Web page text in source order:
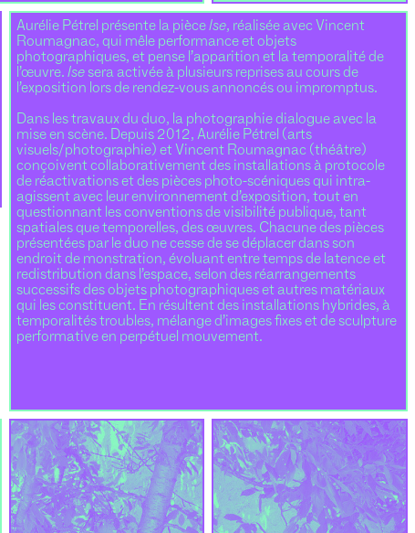
Aurélie Pétrel présente la pièceIse, réalisée avec Vincent
Roumagnac, qui mêle performance et objets
photographiques, et pense l’apparition et la temporalité de
l’œuvre.Isesera activée à plusieurs reprises au cours de
l’exposition lors de rendez-vous annoncés ou impromptus.
Dans les travaux du duo, la photographie dialogue avec la
mise en scène. Depuis 2012, Aurélie Pétrel (arts
visuels/photographie) et Vincent Roumagnac (théâtre)
conçoivent collaborativement des installations à protocole
de réactivations et des pièces photo-scéniques qui intra-
agissent avec leur environnement d’exposition, tout en
questionnant les conventions de visibilité publique, tant
spatiales que temporelles, des œuvres. Chacune des pièces
présentées par le duo ne cesse de se déplacer dans son
endroit de monstration, évoluant entre temps de latence et
redistribution dans l’espace, selon des réarrangements
successifs des objets photographiques et autres matériaux
qui les constituent. En résultent des installations hybrides, à
temporalités troubles, mélange d’images fixes et de sculpture
performative en perpétuel mouvement.